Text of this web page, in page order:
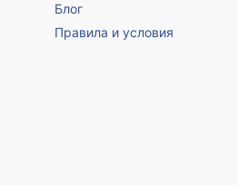
Блог
Правила и условия